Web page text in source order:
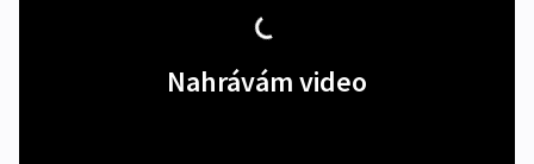
Nahrávám video